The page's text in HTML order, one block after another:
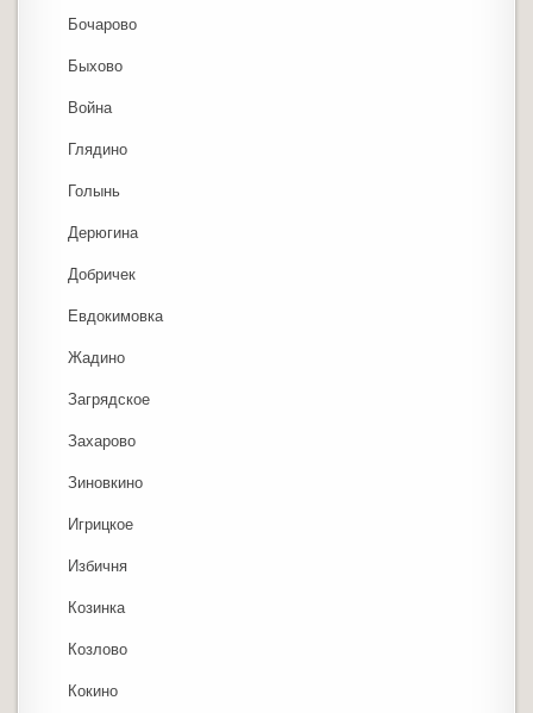
Бочарово
Быхово
Война
Глядино
Голынь
Дерюгина
Добричек
Евдокимовка
Жадино
Загрядское
Захарово
Зиновкино
Игрицкое
Избичня
Козинка
Козлово
Кокино